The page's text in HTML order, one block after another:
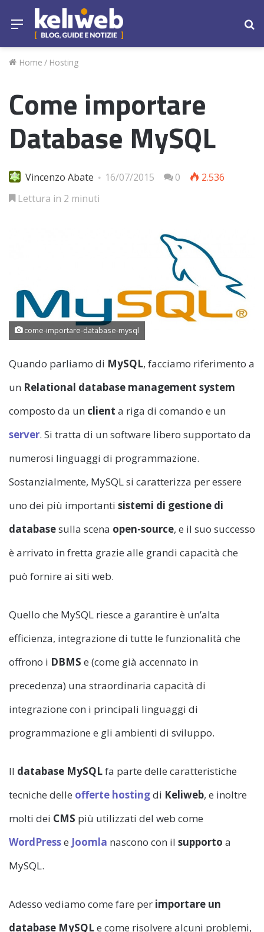
Menu
Home / Hosting
Come importare
Database MySQL
Vincenzo Abate 16/07/2015 0
2.536
Lettura in 2 minuti
come-importare-database-mysql
Quando parliamo di MySQL, facciamo riferimento a
un Relational database management system
composto da un client a riga di comando e un
server. Si tratta di un software libero supportato da
numerosi linguaggi di programmazione.
Sostanzialmente, MySQL si caratterizza per essere
uno dei più importanti sistemi di gestione di
databasesulla scena open-source, e il suo successo
è arrivato in fretta grazie alle grandi capacità che
può fornire ai siti web.
Quello che MySQL riesce a garantire è un’alta
efficienza, integrazione di tutte le funzionalità che
offrono i DBMS e (come già accennato in
precedenza) una straordinaria capacità di
integrazione con i principali linguaggi di
programmazione e gli ambienti di sviluppo.
Il database MySQLfa parte delle caratteristiche
tecniche delle offerte hostingdi Keliweb, e inoltre
molti dei CMS più utilizzati del web come
WordPresse Joomla nascono con il supporto a
MySQL.
Adesso vediamo come fare per importare un
database MySQLe come risolvere alcuni problemi,